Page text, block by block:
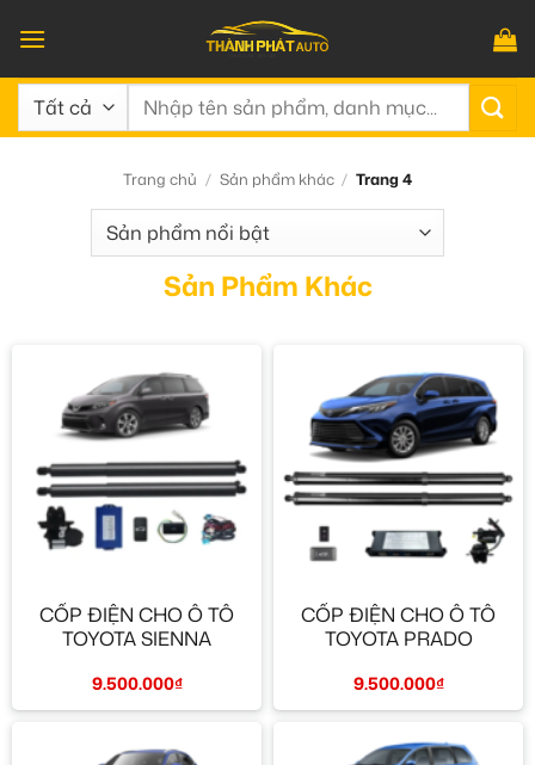
qua
nội
dung
Tìm
Trang chủ / Sản phẩm khác / Trang 4
Sản Phẩm Khác
CỐP ĐIỆN CHO Ô TÔ
TOYOTA SIENNA
9.500.000₫
CỐP ĐIỆN CHO Ô TÔ
TOYOTA PRADO
9.500.000₫